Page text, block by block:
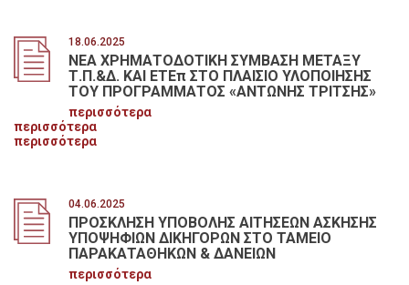
18.06.2025
ΝΕΑ ΧΡΗΜΑΤΟΔΟΤΙΚΗ ΣΥΜΒΑΣΗ ΜΕΤΑΞΥ
Τ.Π.&Δ. ΚΑΙ ΕΤΕπ ΣΤΟ ΠΛΑΙΣΙΟ ΥΛΟΠΟΙΗΣΗΣ
ΤΟΥ ΠΡΟΓΡΑΜΜΑΤΟΣ «ΑΝΤΩΝΗΣ ΤΡΙΤΣΗΣ»
περισσότερα
περισσότερα
περισσότερα
04.06.2025
ΠΡΟΣΚΛΗΣΗ ΥΠΟΒΟΛΗΣ ΑΙΤΗΣΕΩΝ ΑΣΚΗΣΗΣ
ΥΠΟΨΗΦΙΩΝ ΔΙΚΗΓΟΡΩΝ ΣΤΟ ΤΑΜΕΙΟ
ΠΑΡΑΚΑΤΑΘΗΚΩΝ & ΔΑΝΕΙΩΝ
περισσότερα